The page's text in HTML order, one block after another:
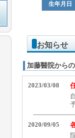
生年月日
お知らせ
加藤醫院から